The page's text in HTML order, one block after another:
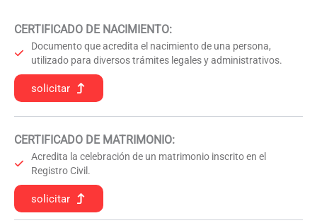
CERTIFICADO DE NACIMIENTO:
Documento que acredita el nacimiento de una persona,
utilizado para diversos trámites legales y administrativos.
solicitar
CERTIFICADO DE MATRIMONIO:
Acredita la celebración de un matrimonio inscrito en el
Registro Civil.
solicitar